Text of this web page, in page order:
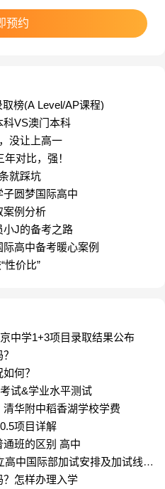
所学校的前招生老师或专
校有极深的门路，缺点是
至国际高中择校的综合性
有扎实的教学底色，能够
而新航道北京学校，就是
样本。
不陌生。新航道国际教育
出国留学领域已经二十一
分校。北京学校作为其直
十余年，陪伴了一届又一
纯做规划咨询的机构不
学术基因”相当明显。这
件事上，最直接的好处就
预约
榜(A Level/AP课程)
科VS澳门本科
没让上高一
对比，强！
就踩坑
圆梦国际高中
案例分析
小J的备考之路
高中备考暖心案例
性价比”
中学1+3项目录取结果公布
何？
试&学业水平测试
华附中稻香湖学校学费
项目详解
班的区别 高中
中国际部加试安排及加试线汇
？怎样办理入学